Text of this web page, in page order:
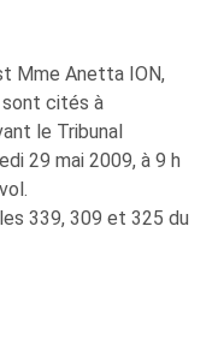
Mme Anetta ION,
sont cités à
le Tribunal
29 mai 2009, à 9 h
339, 309 et 325 du